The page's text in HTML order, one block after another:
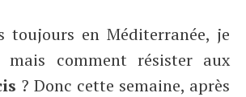
toujours en Méditerranée, je
mais comment résister aux
? Donc cette semaine, après